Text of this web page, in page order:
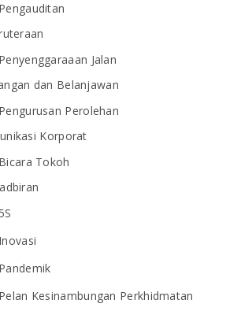
Pengauditan
Penyenggaraaan Jalan
dan Belanjawan
Pengurusan Perolehan
Korporat
Bicara Tokoh
5S
Inovasi
Pandemik
Pelan Kesinambungan Perkhidmatan